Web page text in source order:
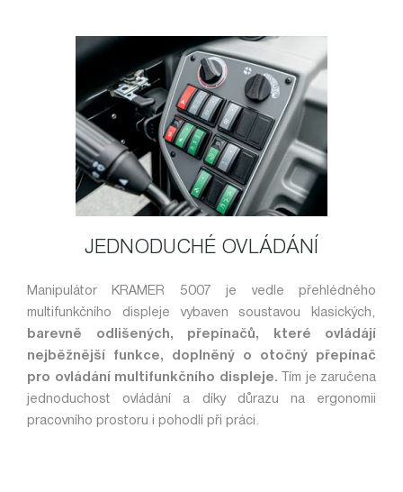
JEDNODUCHÉ OVLÁDÁNÍ
Manipulátor KRAMER 5007 je vedle přehlédného
multifunkčního displeje vybaven soustavou klasických,
barevně odlišených, přepínačů, které ovládájí
nejběžnější funkce, doplněný o otočný přepínač
pro ovládání multifunkčního displeje. Tím je zaručena
jednoduchost ovládání a díky důrazu na ergonomii
pracovního prostoru i pohodlí při práci.